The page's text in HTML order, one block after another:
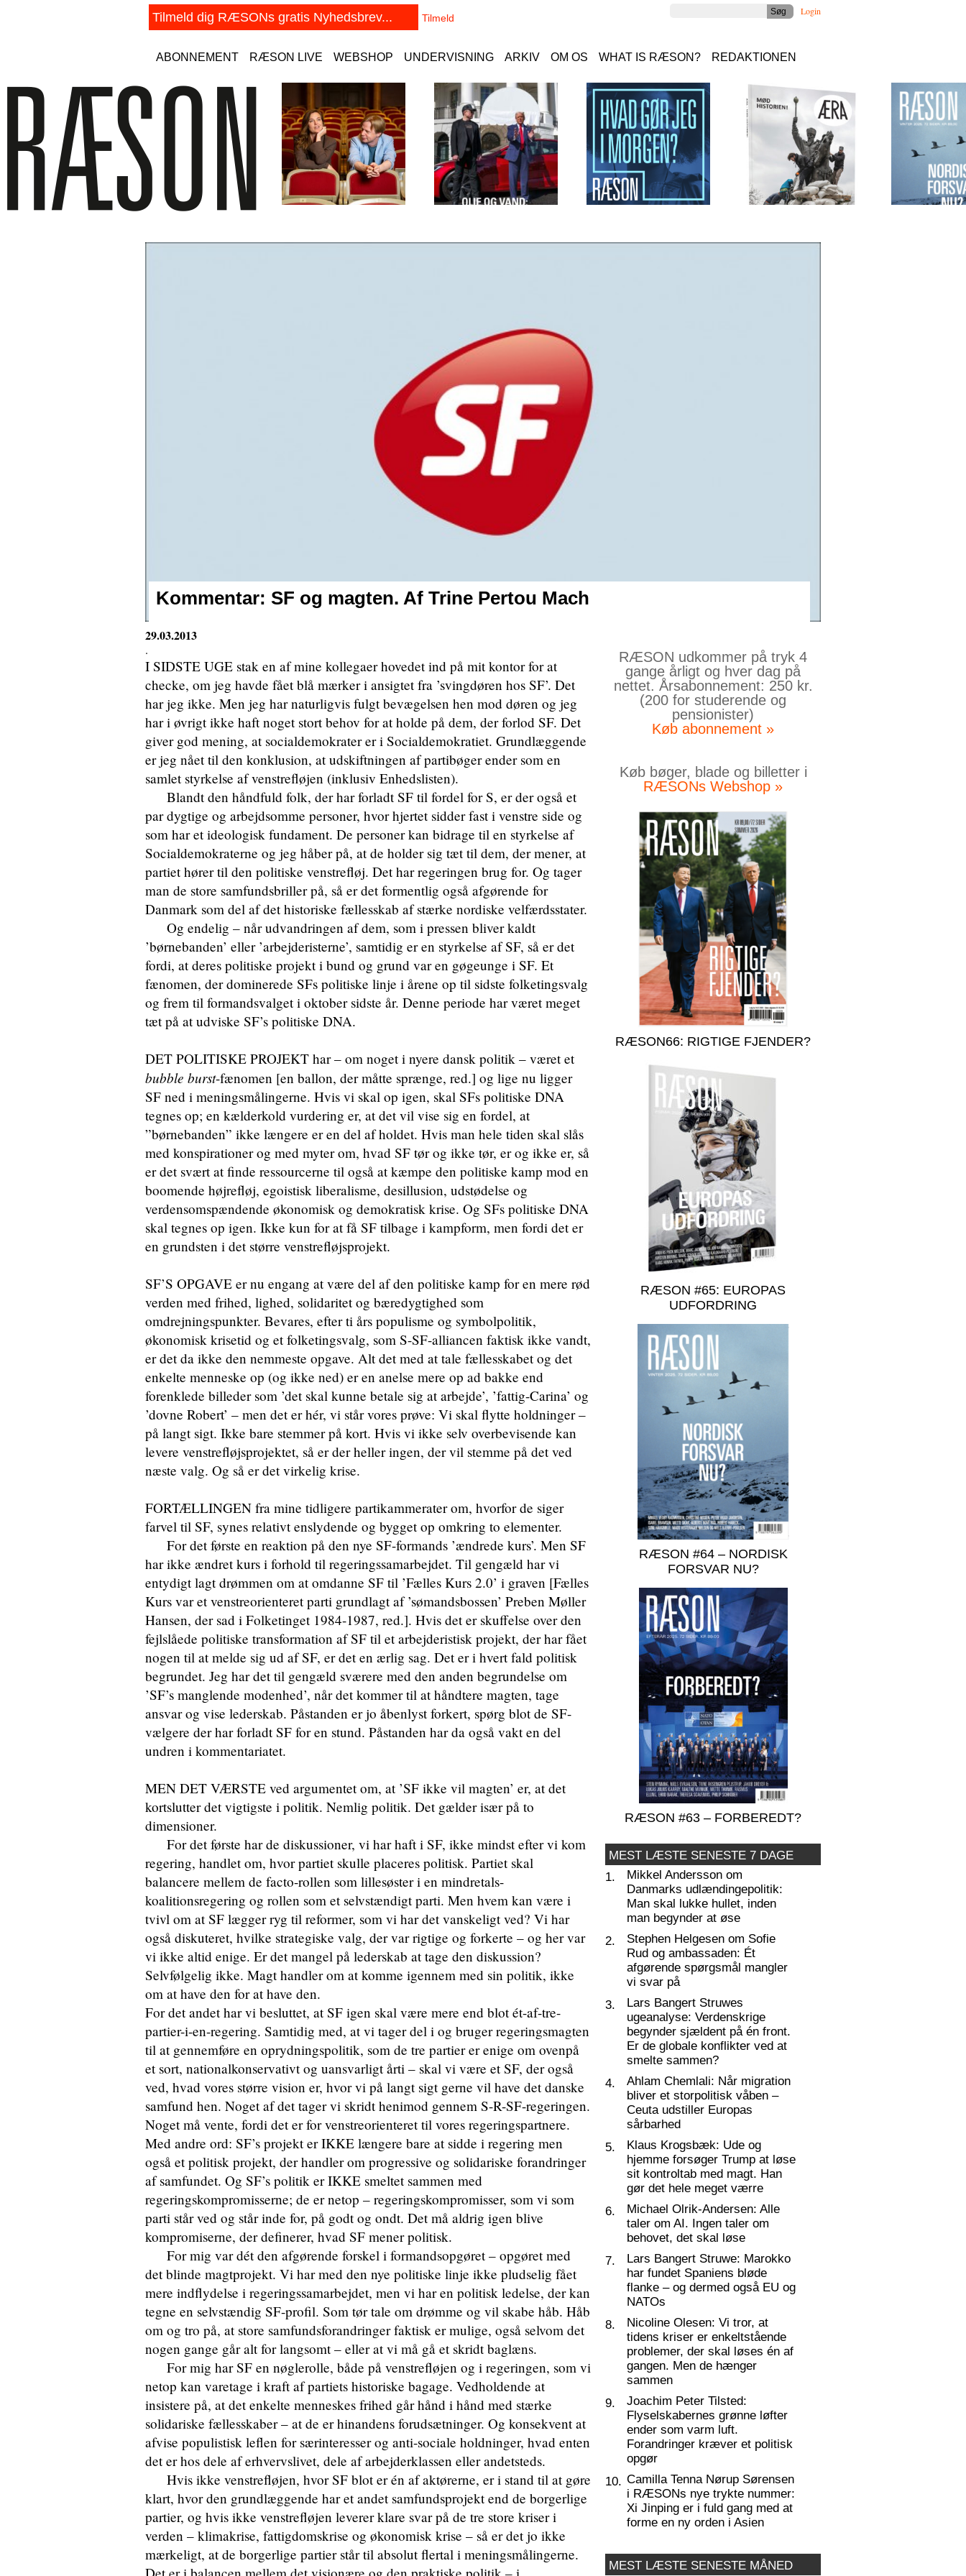
Login
ABONNEMENT RÆSON LIVE WEBSHOP UNDERVISNING ARKIV OM OS WHAT IS RÆSON? REDAKTIONEN
Kommentar: SF og magten. Af Trine Pertou Mach
29.03.2013
.
I SIDSTE UGE stak en af mine kollegaer hovedet ind på mit kontor for at
checke, om jeg havde fået blå mærker i ansigtet fra ’svingdøren hos SF’. Det
har jeg ikke. Men jeg har naturligvis fulgt bevægelsen hen mod døren og jeg
har i øvrigt ikke haft noget stort behov for at holde på dem, der forlod SF. Det
giver god mening, at socialdemokrater er i Socialdemokratiet. Grundlæggende
er jeg nået til den konklusion, at udskiftningen af partibøger ender som en
samlet styrkelse af venstrefløjen (inklusiv Enhedslisten).
Blandt den håndfuld folk, der har forladt SF til fordel for S, er der også et
par dygtige og arbejdsomme personer, hvor hjertet sidder fast i venstre side og
som har et ideologisk fundament. De personer kan bidrage til en styrkelse af
Socialdemokraterne og jeg håber på, at de holder sig tæt til dem, der mener, at
partiet hører til den politiske venstrefløj. Det har regeringen brug for. Og tager
man de store samfundsbriller på, så er det formentlig også afgørende for
Danmark som del af det historiske fællesskab af stærke nordiske velfærdsstater.
Og endelig – når udvandringen af dem, som i pressen bliver kaldt
’børnebanden’ eller ’arbejderisterne’, samtidig er en styrkelse af SF, så er det
fordi, at deres politiske projekt i bund og grund var en gøgeunge i SF. Et
fænomen, der dominerede SFs politiske linje i årene op til sidste folketingsvalg
og frem til formandsvalget i oktober sidste år. Denne periode har været meget
tæt på at udviske SF’s politiske DNA.
DET POLITISKE PROJEKT har – om noget i nyere dansk politik – været et
bubble burst-fænomen [en ballon, der måtte sprænge, red.] og lige nu ligger
SF ned i meningsmålingerne. Hvis vi skal op igen, skal SFs politiske DNA
tegnes op; en kælderkold vurdering er, at det vil vise sig en fordel, at
”børnebanden” ikke længere er en del af holdet. Hvis man hele tiden skal slås
med konspirationer og med myter om, hvad SF tør og ikke tør, er og ikke er, så
er det svært at finde ressourcerne til også at kæmpe den politiske kamp mod en
boomende højrefløj, egoistisk liberalisme, desillusion, udstødelse og
verdensomspændende økonomisk og demokratisk krise. Og SFs politiske DNA
skal tegnes op igen. Ikke kun for at få SF tilbage i kampform, men fordi det er
en grundsten i det større venstrefløjsprojekt.
SF’S OPGAVE er nu engang at være del af den politiske kamp for en mere rød
verden med frihed, lighed, solidaritet og bæredygtighed som
omdrejningspunkter. Bevares, efter ti års populisme og symbolpolitik,
økonomisk krisetid og et folketingsvalg, som S-SF-alliancen faktisk ikke vandt,
er det da ikke den nemmeste opgave. Alt det med at tale fællesskabet og det
enkelte menneske op (og ikke ned) er en anelse mere op ad bakke end
forenklede billeder som ’det skal kunne betale sig at arbejde’, ’fattig-Carina’ og
’dovne Robert’ – men det er hér, vi står vores prøve: Vi skal flytte holdninger –
på langt sigt. Ikke bare stemmer på kort. Hvis vi ikke selv overbevisende kan
levere venstrefløjsprojektet, så er der heller ingen, der vil stemme på det ved
næste valg. Og så er det virkelig krise.
FORTÆLLINGEN fra mine tidligere partikammerater om, hvorfor de siger
farvel til SF, synes relativt enslydende og bygget op omkring to elementer.
For det første en reaktion på den nye SF-formands ’ændrede kurs’. Men SF
har ikke ændret kurs i forhold til regeringssamarbejdet. Til gengæld har vi
entydigt lagt drømmen om at omdanne SF til ’Fælles Kurs 2.0’ i graven [Fælles
Kurs var et venstreorienteret parti grundlagt af ’sømandsbossen’ Preben Møller
Hansen, der sad i Folketinget 1984-1987, red.]. Hvis det er skuffelse over den
fejlslåede politiske transformation af SF til et arbejderistisk projekt, der har fået
nogen til at melde sig ud af SF, er det en ærlig sag. Det er i hvert fald politisk
begrundet. Jeg har det til gengæld sværere med den anden begrundelse om
’SF’s manglende modenhed’, når det kommer til at håndtere magten, tage
ansvar og vise lederskab. Påstanden er jo åbenlyst forkert, spørg blot de SF-
vælgere der har forladt SF for en stund. Påstanden har da også vakt en del
undren i kommentariatet.
MEN DET VÆRSTE ved argumentet om, at ’SF ikke vil magten’ er, at det
kortslutter det vigtigste i politik. Nemlig politik. Det gælder især på to
dimensioner.
For det første har de diskussioner, vi har haft i SF, ikke mindst efter vi kom
regering, handlet om, hvor partiet skulle placeres politisk. Partiet skal
balancere mellem de facto-rollen som lillesøster i en mindretals-
koalitionsregering og rollen som et selvstændigt parti. Men hvem kan være i
tvivl om at SF lægger ryg til reformer, som vi har det vanskeligt ved? Vi har
også diskuteret, hvilke strategiske valg, der var rigtige og forkerte – og her var
vi ikke altid enige. Er det mangel på lederskab at tage den diskussion?
Selvfølgelig ikke. Magt handler om at komme igennem med sin politik, ikke
om at have den for at have den.
For det andet har vi besluttet, at SF igen skal være mere end blot ét-af-tre-
partier-i-en-regering. Samtidig med, at vi tager del i og bruger regeringsmagten
til at gennemføre en oprydningspolitik, som de tre partier er enige om ovenpå
et sort, nationalkonservativt og uansvarligt årti – skal vi være et SF, der også
ved, hvad vores større vision er, hvor vi på langt sigt gerne vil have det danske
samfund hen. Noget af det tager vi skridt henimod gennem S-R-SF-regeringen.
Noget må vente, fordi det er for venstreorienteret til vores regeringspartnere.
Med andre ord: SF’s projekt er IKKE længere bare at sidde i regering men
også et politisk projekt, der handler om progressive og solidariske forandringer
af samfundet. Og SF’s politik er IKKE smeltet sammen med
regeringskompromisserne; de er netop – regeringskompromisser, som vi som
parti står ved og står inde for, på godt og ondt. Det må aldrig igen blive
kompromiserne, der definerer, hvad SF mener politisk.
For mig var dét den afgørende forskel i formandsopgøret – opgøret med
det blinde magtprojekt. Vi har med den nye politiske linje ikke pludselig fået
mere indflydelse i regeringssamarbejdet, men vi har en politisk ledelse, der kan
tegne en selvstændig SF-profil. Som tør tale om drømme og vil skabe håb. Håb
om og tro på, at store samfundsforandringer faktisk er mulige, også selvom det
nogen gange går alt for langsomt – eller at vi må gå et skridt baglæns.
For mig har SF en nøglerolle, både på venstrefløjen og i regeringen, som vi
netop kan varetage i kraft af partiets historiske bagage. Vedholdende at
insistere på, at det enkelte menneskes frihed går hånd i hånd med stærke
solidariske fællesskaber – at de er hinandens forudsætninger. Og konsekvent at
afvise populistisk leflen for særinteresser og anti-sociale holdninger, hvad enten
det er hos dele af erhvervslivet, dele af arbejderklassen eller andetsteds.
Hvis ikke venstrefløjen, hvor SF blot er én af aktørerne, er i stand til at gøre
klart, hvor den grundlæggende har et andet samfundsprojekt end de borgerlige
partier, og hvis ikke venstrefløjen leverer klare svar på de tre store kriser i
verden – klimakrise, fattigdomskrise og økonomisk krise – så er det jo ikke
mærkeligt, at de borgerlige partier står til absolut flertal i meningsmålingerne.
RÆSON udkommer på tryk 4
gange årligt og hver dag på
nettet. Årsabonnement: 250 kr.
(200 for studerende og
pensionister)
Køb abonnement »
Køb bøger, blade og billetter i
RÆSONs Webshop »
RÆSON66: RIGTIGE FJENDER?
RÆSON #65: EUROPAS
UDFORDRING
RÆSON #64 – NORDISK
FORSVAR NU?
RÆSON #63 – FORBEREDT?
MEST LÆSTE SENESTE 7 DAGE
1.
Mikkel Andersson om
Danmarks udlændingepolitik:
Man skal lukke hullet, inden
man begynder at øse
2.
Stephen Helgesen om Sofie
Rud og ambassaden: Ét
afgørende spørgsmål mangler
vi svar på
3.
Lars Bangert Struwes
ugeanalyse: Verdenskrige
begynder sjældent på én front.
Er de globale konflikter ved at
smelte sammen?
4.
Ahlam Chemlali: Når migration
bliver et storpolitisk våben –
Ceuta udstiller Europas
sårbarhed
5.
Klaus Krogsbæk: Ude og
hjemme forsøger Trump at løse
sit kontroltab med magt. Han
gør det hele meget værre
6.
Michael Olrik-Andersen: Alle
taler om AI. Ingen taler om
behovet, det skal løse
7.
Lars Bangert Struwe: Marokko
har fundet Spaniens bløde
flanke – og dermed også EU og
NATOs
8.
Nicoline Olesen: Vi tror, at
tidens kriser er enkeltstående
problemer, der skal løses én af
gangen. Men de hænger
sammen
9.
Joachim Peter Tilsted:
Flyselskabernes grønne løfter
ender som varm luft.
Forandringer kræver et politisk
opgør
10. Camilla Tenna Nørup Sørensen
i RÆSONs nye trykte nummer:
Xi Jinping er i fuld gang med at
forme en ny orden i Asien
MEST LÆSTE SENESTE MÅNED